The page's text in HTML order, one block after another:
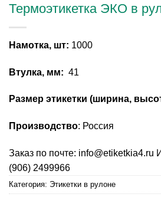
Термоэтикетка ЭКО в
Намотка, шт: 1000
Втулка, мм: 41
Размер этикетки (ширина,
Производство: Россия
Заказ по почте: info@etiketkia4.ru
(906) 2499966
Категория: Этикетки в рулоне